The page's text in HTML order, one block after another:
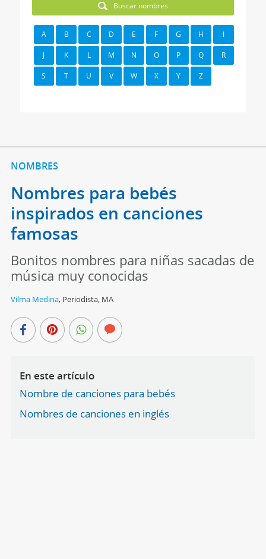
Buscar nombres
A B C D E F G H I
J K L M N O P Q R
S T U V W X Y Z
NOMBRES
Nombres para bebés
inspirados en canciones
famosas
Bonitos nombres para niñas sacadas de
música muy conocidas
Vilma Medina, Periodista, MA
En este artículo
Nombre de canciones para bebés
Nombres de canciones en inglés